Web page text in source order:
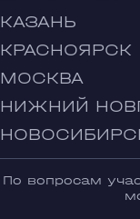
КАЗАНЬ
КРАСНОЯРСК
МОСКВА
НИЖНИЙ
По вопросам